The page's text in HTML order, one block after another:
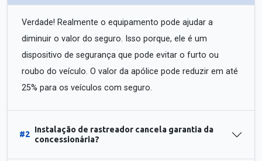
Verdade! Realmente o equipamento pode ajudar a
diminuir o valor do seguro. Isso porque, ele é um
dispositivo de segurança que pode evitar o furto ou
roubo do veículo. O valor da apólice pode reduzir em até
25% para os veículos com seguro.
#2
Instalação de rastreador cancela garantia da
concessionária?